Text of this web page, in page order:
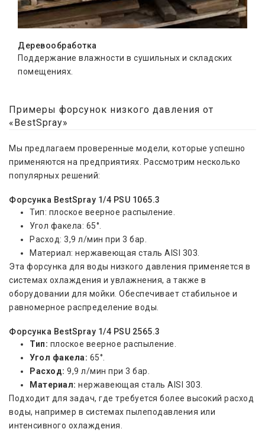
Деревообработка
Поддержание влажности в сушильных и складских
помещениях.
Примеры форсунок низкого давления от
«BestSpray»
Мы предлагаем проверенные модели, которые успешно
применяются на предприятиях. Рассмотрим несколько
популярных решений:
Форсунка BestSpray 1/4 PSU 1065.3
Тип: плоское веерное распыление.
Угол факела: 65°.
Расход: 3,9 л/мин при 3 бар.
Материал: нержавеющая сталь AISI 303.
Эта форсунка для воды низкого давления применяется в
системах охлаждения и увлажнения, а также в
оборудовании для мойки. Обеспечивает стабильное и
равномерное распределение воды.
Форсунка BestSpray 1/4 PSU 2565.3
Тип: плоское веерное распыление.
Угол факела: 65°.
Расход: 9,9 л/мин при 3 бар.
Материал: нержавеющая сталь AISI 303.
Подходит для задач, где требуется более высокий расход
воды, например в системах пылеподавления или
интенсивного охлаждения.